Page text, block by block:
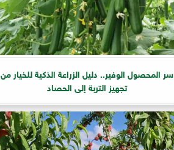
سر المحصول الوفير.. دليل الزراعة الذكية للخيار من
تجهيز التربة إلى الحصاد